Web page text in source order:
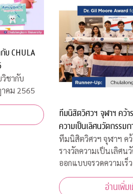
บ CHULA
ชากับ
าคม 2565
ทีมนิสิตวิศวฯ จุฬาฯ คว้า
ความเป็นเลิศนวัตกรรม
ความเร็วเสียงระดับโลก
ทีมนิสิตวิศวฯ จุฬาฯ ค
รางวัลความเป็นเลิศน
ออกแบบจรวดความเร็ว
งาน “Spaceport
ที่สหรัฐอเมริกาอ่านเพิ่ม